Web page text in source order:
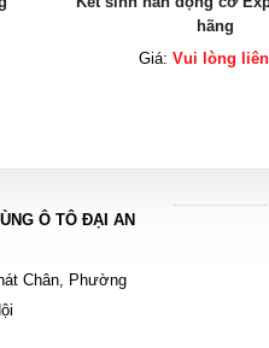
hãng
Giá: Vui lòng
Ô TÔ ĐẠI AN
Chân, Phường